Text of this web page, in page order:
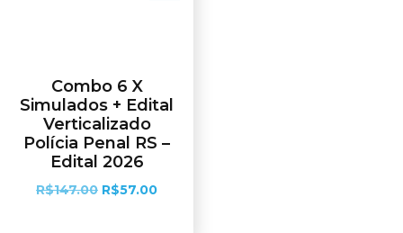
Combo 6 X
Simulados + Edital
Verticalizado
Polícia Penal RS –
Edital 2026
R$147.00 R$57.00